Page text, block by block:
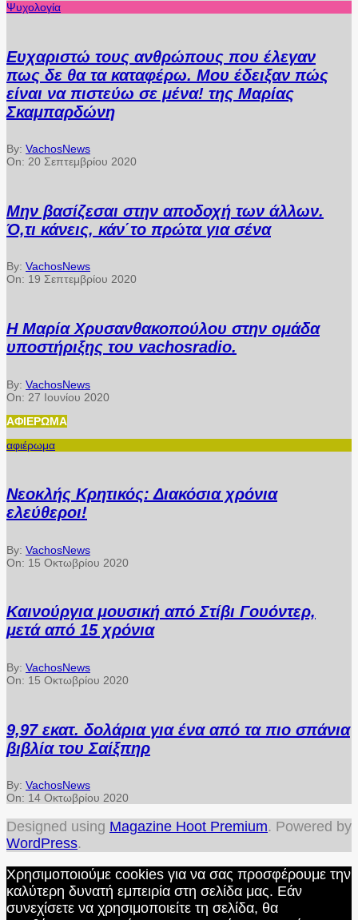
Ψυχολογία
Ευχαριστώ τους ανθρώπους που έλεγαν
πως δε θα τα καταφέρω. Μου έδειξαν πώς
είναι να πιστεύω σε μένα! της Μαρίας
Σκαμπαρδώνη
By: VachosNews
On: 20 Σεπτεμβρίου 2020
Μην βασίζεσαι στην αποδοχή των άλλων.
Ό,τι κάνεις, κάν΄το πρώτα για σένα
By: VachosNews
On: 19 Σεπτεμβρίου 2020
Η Μαρία Χρυσανθακοπούλου στην ομάδα
υποστήριξης του vachosradio.
By: VachosNews
On: 27 Ιουνίου 2020
ΑΦΙΈΡΩΜΑ
αφιέρωμα
Νεοκλής Κρητικός: Διακόσια χρόνια
ελεύθεροι!
By: VachosNews
On: 15 Οκτωβρίου 2020
Καινούργια μουσική από Στίβι Γουόντερ,
μετά από 15 χρόνια
By: VachosNews
On: 15 Οκτωβρίου 2020
9,97 εκατ. δολάρια για ένα από τα πιο σπάνια
βιβλία του Σαίξπηρ
By: VachosNews
On: 14 Οκτωβρίου 2020
Designed using Magazine Hoot Premium. Powered by
WordPress.
Χρησιμοποιούμε cookies για να σας προσφέρουμε την
καλύτερη δυνατή εμπειρία στη σελίδα μας. Εάν
συνεχίσετε να χρησιμοποιείτε τη σελίδα, θα